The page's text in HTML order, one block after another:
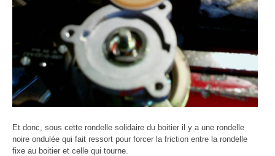
Et donc, sous cette rondelle solidaire du boitier il y a une rondelle
noire ondulée qui fait ressort pour forcer la friction entre la rondelle
fixe au boitier et celle qui tourne.